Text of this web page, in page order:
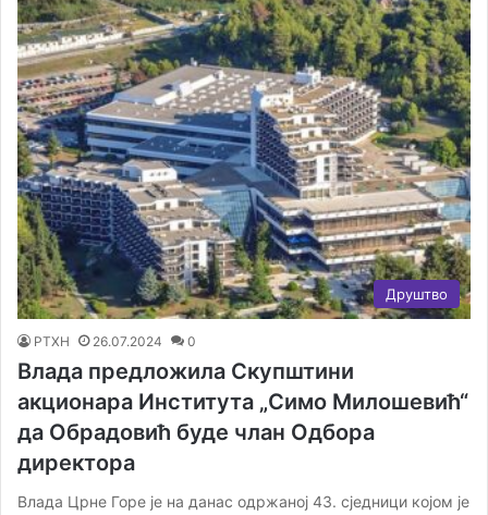
Друштво
РТХН 26.07.2024 0
Влада предложила Скупштини
акционара Института „Симо Милошевић“
да Обрадовић буде члан Одбора
директора
Влада Црне Горе је на данас одржаној 43. сједници којом је